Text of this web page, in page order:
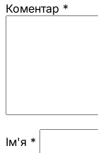
Коментар *
Ім'я *